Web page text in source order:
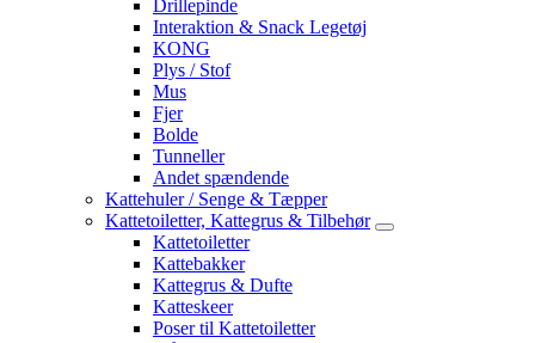
Drillepinde
Interaktion & Snack Legetøj
KONG
Plys / Stof
Mus
Fjer
Bolde
Tunneller
Andet spændende
Kattehuler / Senge & Tæpper
Kattetoiletter, Kattegrus & Tilbehør
Kattetoiletter
Kattebakker
Kattegrus & Dufte
Katteskeer
Poser til Kattetoiletter